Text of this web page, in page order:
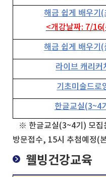
해금 쉽게 배우기(
<개강날짜: 7/
해금 쉽게 배우기(
라이브 캐리커
기초미술드로
한글교실(3~4
※ 한글교실(3~4기) 모집
방문접수, 15시 추첨예정(
웰빙건강교육